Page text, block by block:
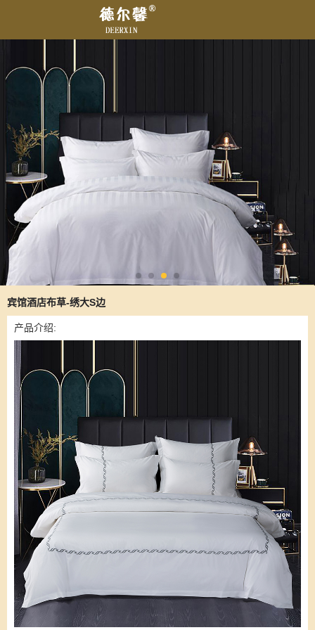
宾馆酒店布草-绣大S边
产品介绍: